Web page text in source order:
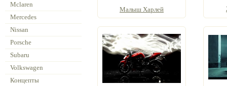
Mclaren
Mercedes
Nissan
Porsche
Subaru
Volkswagen
Концепты
Малыш Харлей